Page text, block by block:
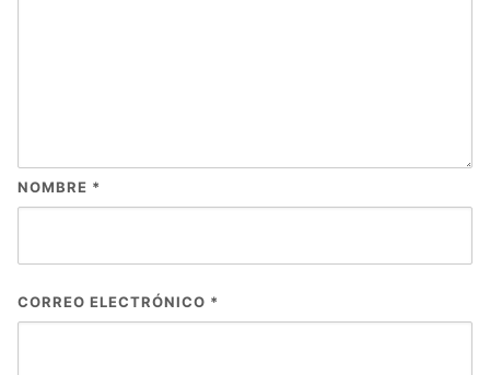
NOMBRE *
CORREO ELECTRÓNICO *